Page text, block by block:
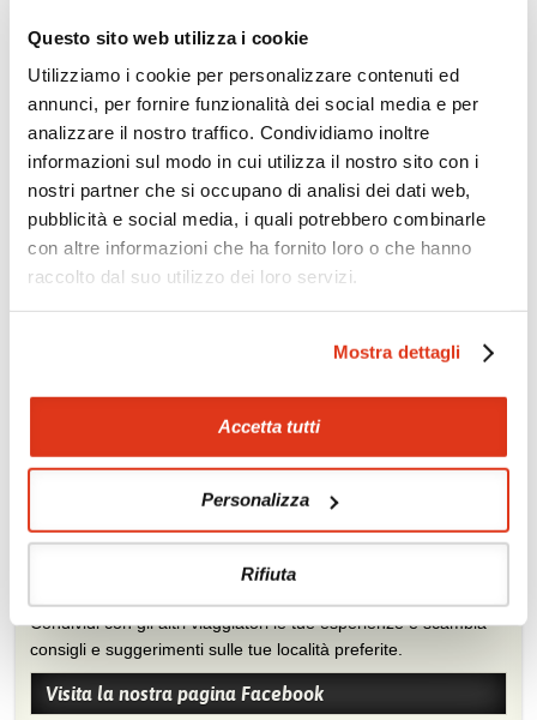
Questo sito web utilizza i cookie
Utilizziamo i cookie per personalizzare contenuti ed
annunci, per fornire funzionalità dei social media e per
analizzare il nostro traffico. Condividiamo inoltre
informazioni sul modo in cui utilizza il nostro sito con i
nostri partner che si occupano di analisi dei dati web,
pubblicità e social media, i quali potrebbero combinarle
con altre informazioni che ha fornito loro o che hanno
raccolto dal suo utilizzo dei loro servizi.
Mostra dettagli
Accetta tutti
Personalizza
Rifiuta
Mostraci le tue foto su Facebook
Condividi con gli altri viaggiatori le tue esperienze e scambia
consigli e suggerimenti sulle tue località preferite.
Visita la nostra pagina Facebook